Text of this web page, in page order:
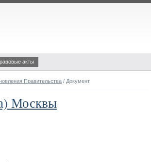
акты
Правительства / Документ
Москвы